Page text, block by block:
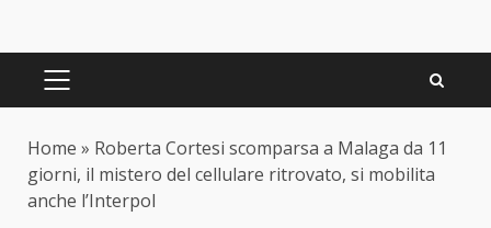
PRIMARY
Home » Roberta Cortesi scomparsa a Malaga da 11
giorni, il mistero del cellulare ritrovato, si mobilita
anche l’Interpol